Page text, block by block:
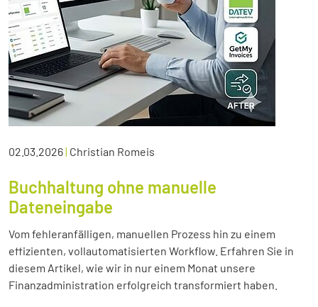
02.03.2026| Christian Romeis
Buchhaltung ohne manuelle
Dateneingabe
Vom fehleranfälligen, manuellen Prozess hin zu einem
effizienten, vollautomatisierten Workflow. Erfahren Sie in
diesem Artikel, wie wir in nur einem Monat unsere
Finanzadministration erfolgreich transformiert haben.